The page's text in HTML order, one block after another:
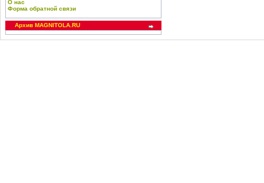
О нас
Форма обратной связи
Архив MAGNITOLA.RU